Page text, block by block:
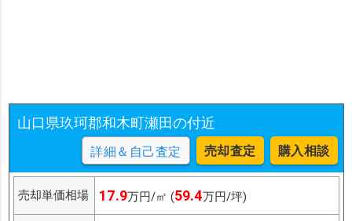
山口県玖珂郡和木町瀬田の付近
詳細＆自己査定 売却査定 購入相談
売却単価相場 17.9万円/㎡ (59.4万円/坪)